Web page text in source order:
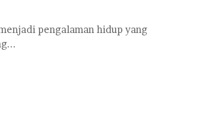
pengalaman hidup yang